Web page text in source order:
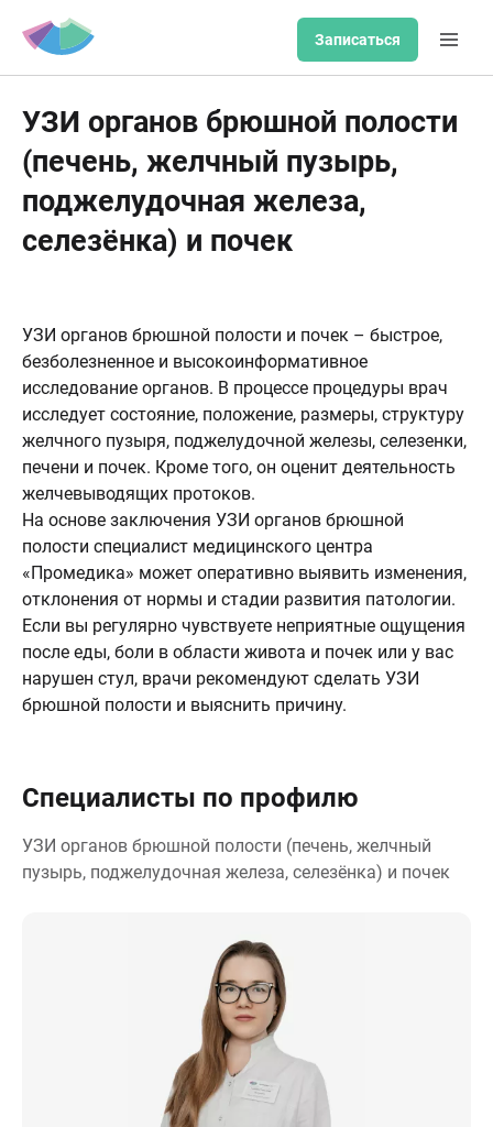
Записаться
УЗИ органов брюшной полости
(печень, желчный пузырь,
поджелудочная железа,
селезёнка) и почек
УЗИ органов брюшной полости и почек – быстрое,
безболезненное и высокоинформативное
исследование органов. В процессе процедуры врач
исследует состояние, положение, размеры, структуру
желчного пузыря, поджелудочной железы, селезенки,
печени и почек. Кроме того, он оценит деятельность
желчевыводящих протоков.
На основе заключения УЗИ органов брюшной
полости специалист медицинского центра
«Промедика» может оперативно выявить изменения,
отклонения от нормы и стадии развития патологии.
Если вы регулярно чувствуете неприятные ощущения
после еды, боли в области живота и почек или у вас
нарушен стул, врачи рекомендуют сделать УЗИ
брюшной полости и выяснить причину.
Специалисты по профилю
УЗИ органов брюшной полости (печень, желчный
пузырь, поджелудочная железа, селезёнка) и почек